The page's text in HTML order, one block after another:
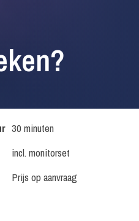
30 minuten
incl. monitorset
Prijs op aanvraag